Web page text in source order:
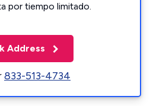
por tiempo limitado.
Address
833-513-4734